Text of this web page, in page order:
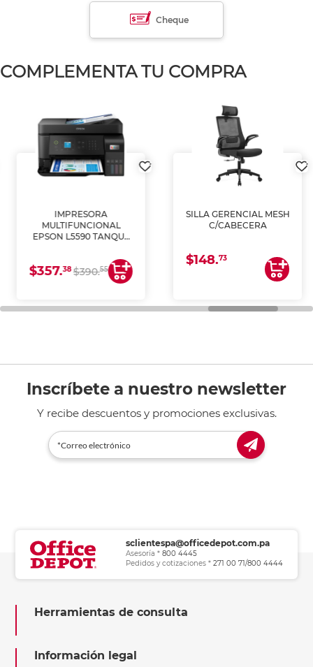
Cheque
COMPLEMENTA TU COMPRA
IMPRESORA
MULTIFUNCIONAL
EPSON L5590 TANQUE
COPIA Y ESCANEA)
$357. 38$390.55
SILLA GERENCIAL MESH
C/CABECERA
$148. 73
Inscríbete a nuestro newsletter
Y recibe descuentos y promociones exclusivas.
sclientespa@officedepot.com.pa
Asesoría * 800 4445
Pedidos y cotizaciones * 271 00 71/800 4444
Herramientas de consulta
Información legal